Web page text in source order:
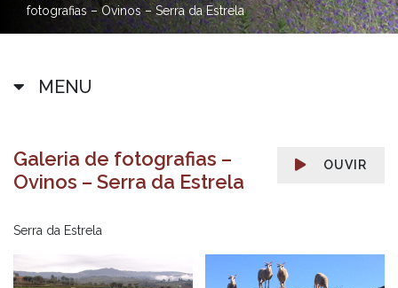
fotografias – Ovinos – Serra da Estrela
MENU
OUVIR
Galeria de fotografias –
Ovinos – Serra da Estrela
Serra da Estrela